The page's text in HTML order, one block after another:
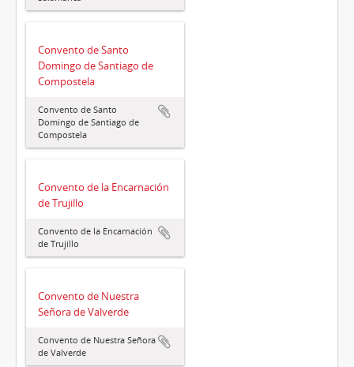
Convento de Santo
Domingo de Santiago de
Compostela
Convento de Santo
Domingo de Santiago de
Compostela
Convento de la Encarnación
de Trujillo
Convento de la Encarnación
de Trujillo
Convento de Nuestra
Señora de Valverde
Convento de Nuestra Señora
de Valverde